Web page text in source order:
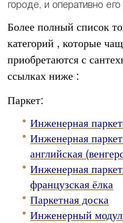
городе, и оперативно его
Более полный список
категорий , которые
приобретаются с
ссылках ниже :
Паркет:
Инженерная
Инженерная
английская
Инженерная
французская ёлка
Паркетная доска
Инженерный